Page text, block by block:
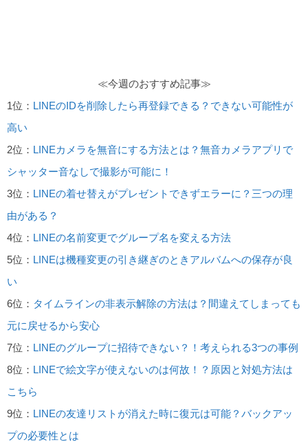
≪今週のおすすめ記事≫
1位： LINEのIDを削除したら再登録できる？できない可能性が
高い
2位： LINEカメラを無音にする方法とは？無音カメラアプリで
シャッター音なしで撮影が可能に！
3位： LINEの着せ替えがプレゼントできずエラーに？三つの理
由がある？
4位： LINEの名前変更でグループ名を変える方法
5位： LINEは機種変更の引き継ぎのときアルバムへの保存が良
い
6位： タイムラインの非表示解除の方法は？間違えてしまっても
元に戻せるから安心
7位： LINEのグループに招待できない？！考えられる3つの事例
8位： LINEで絵文字が使えないのは何故！？原因と対処方法は
こちら
9位： LINEの友達リストが消えた時に復元は可能？バックアッ
プの必要性とは